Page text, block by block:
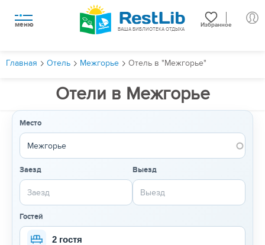
меню Избранное
ВАША БИБЛИОТЕКА ОТДЫХА
Главная Отель Межгорье Отель в "Межгорье"
Отели в Межгорье
Место
Заезд Выезд
Гостей
2 гостя